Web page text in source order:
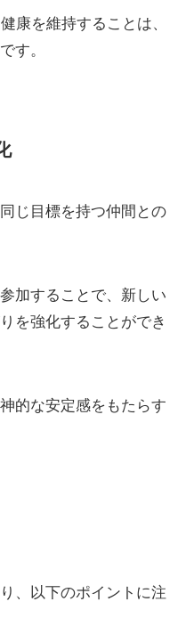
康を維持することは、
す。
じ目標を持つ仲間との
加することで、新しい
を強化することができ
的な安定感をもたらす
、以下のポイントに注